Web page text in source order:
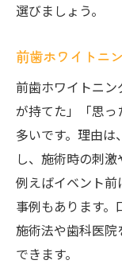
前歯ホワイ
点
前歯の
とは
保険適
説
市川市
の流れ
前歯ホ
選びましょう。
前歯ホワイトニ
前歯ホワイトニ
が持てた」「思
多いです。理由
し、施術時の刺激
例えばイベント
事例もあります
施術法や歯科医
できます。